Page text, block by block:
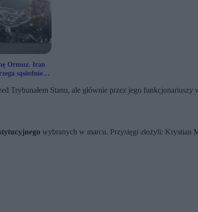
Ormuz. Iran
sąsiednie
Trybunałem Stanu, ale głównie przez jego funkcjonariuszy
wybranych w marcu. Przysięgi złożyli: Krystian